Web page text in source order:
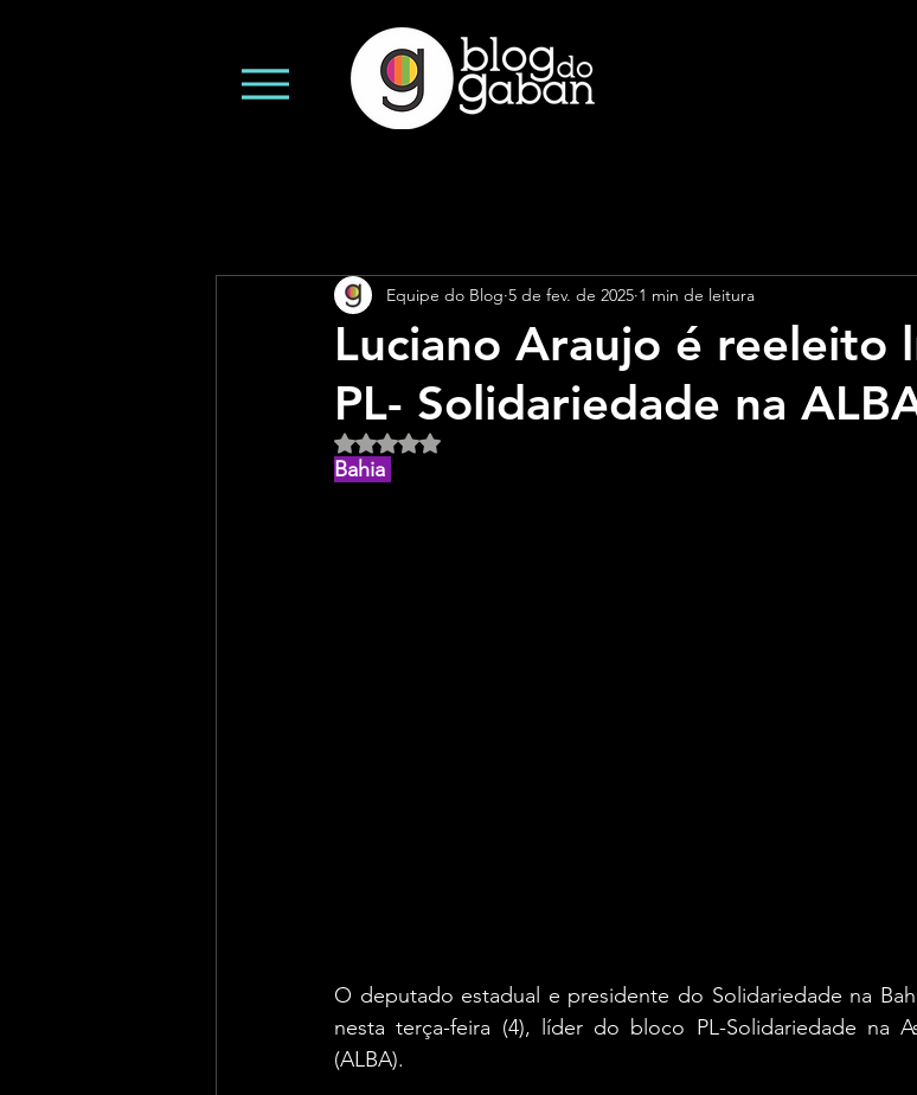
Luciano Araujo é reeleito
PL- Solidariedade na
Equipe do Blog 5 de fev. de 2025 1 min de leitura
Avaliado com NaN de 5 estrelas.
Bahia
O deputado estadual e presidente do Solidariedade na
nesta terça-feira (4), líder do bloco PL-Solidariedade na
(ALBA).